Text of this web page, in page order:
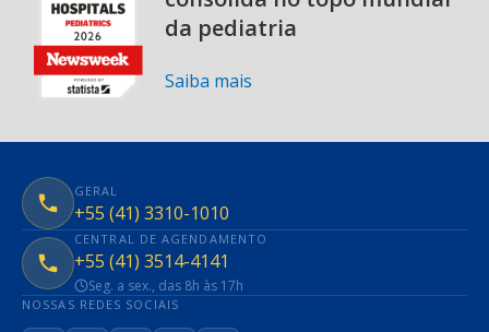
da pediatria
Saiba mais
GERAL
+55 (41) 3310-1010
CENTRAL DE AGENDAMENTO
+55 (41) 3514-4141
Seg. a sex., das 8h às 17h
NOSSAS REDES SOCIAIS